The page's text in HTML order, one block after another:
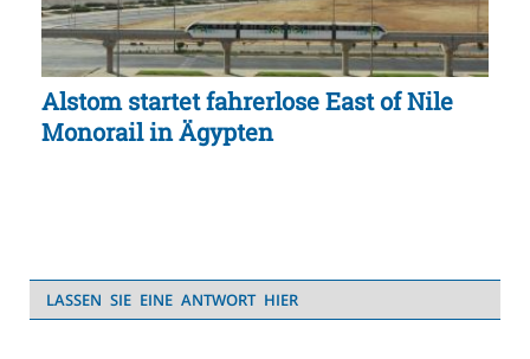
Alstom startet fahrerlose East of Nile
Monorail in Ägypten
LASSEN SIE EINE ANTWORT HIER